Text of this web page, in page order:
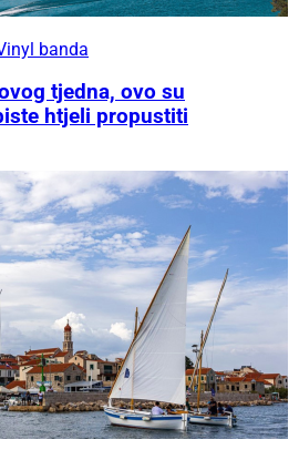
banda
tjedna, ovo su
htjeli propustiti